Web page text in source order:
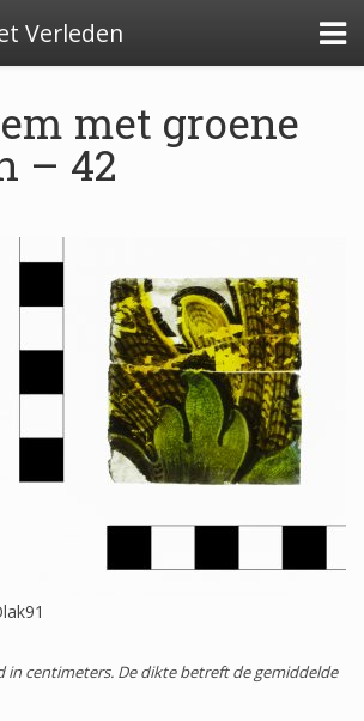
Verleden
Dieserstraat, 1583-1600
Boterstraat, 1650-1700
Nieuwstad, 1650-1800
Notenboomstraat, 1700-
met groene
– 42
in centimeters. De dikte betreft de gemiddelde